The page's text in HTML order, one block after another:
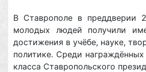
В Ставрополе в преддверии
молодых людей получили
достижения в учёбе, науке,
политике. Среди
класса Ставропольского